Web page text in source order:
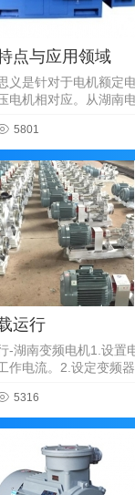
点与应用领域
义是针对于电机额定
电机相对应。从湖南电
5801
运行
-湖南变频电机1.设置
作电流。2.设定变频器
5316